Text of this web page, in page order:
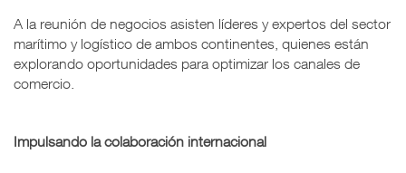
A la reunión de negocios asisten líderes y expertos del sector
marítimo y logístico de ambos continentes, quienes están
explorando oportunidades para optimizar los canales de
comercio.
Impulsando la colaboración internacional